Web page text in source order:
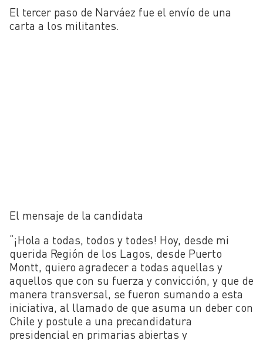
El tercer paso de Narváez fue el envío de una
carta a los militantes.
El mensaje de la candidata
“¡Hola a todas, todos y todes! Hoy, desde mi
querida Región de los Lagos, desde Puerto
Montt, quiero agradecer a todas aquellas y
aquellos que con su fuerza y convicción, y que de
manera transversal, se fueron sumando a esta
iniciativa, al llamado de que asuma un deber con
Chile y postule a una precandidatura
presidencial en primarias abiertas y